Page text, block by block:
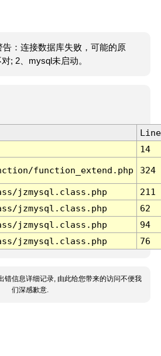
告：连接数据库失败，可能的原
; 2、mysql未启动。
Line
14
function_extend.php 324
jzmysql.class.php
211
jzmysql.class.php
62
jzmysql.class.php
94
jzmysql.class.php 76
错信息详细记录, 由此给您带来的访问不便我
们深感歉意.